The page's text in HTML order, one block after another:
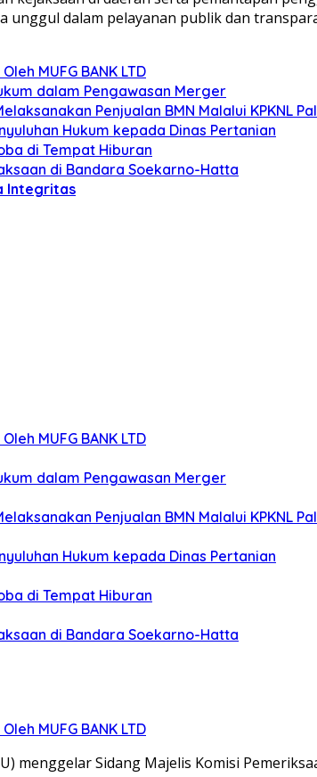
unggul dalam pelayanan publik dan
MUFG BANK LTD
dalam Pengawasan Merger
Penjualan BMN Malalui KPKNL
Hukum kepada Dinas Pertanian
di Tempat Hiburan
di Bandara Soekarno-Hatta
Integritas
MUFG BANK LTD
dalam Pengawasan Merger
Penjualan BMN Malalui KPKNL
Hukum kepada Dinas Pertanian
di Tempat Hiburan
di Bandara Soekarno-Hatta
MUFG BANK LTD
menggelar Sidang Majelis Komisi